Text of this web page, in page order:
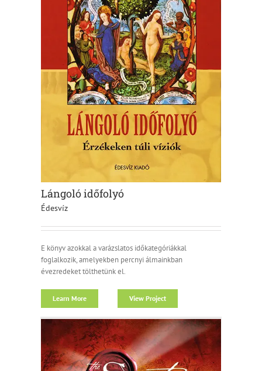
Lángoló időfolyó
Édesvíz
E könyv azokkal a varázslatos időkategóriákkal
foglalkozik, amelyekben percnyi álmainkban
évezredeket tölthetünk el.
Learn More View Project